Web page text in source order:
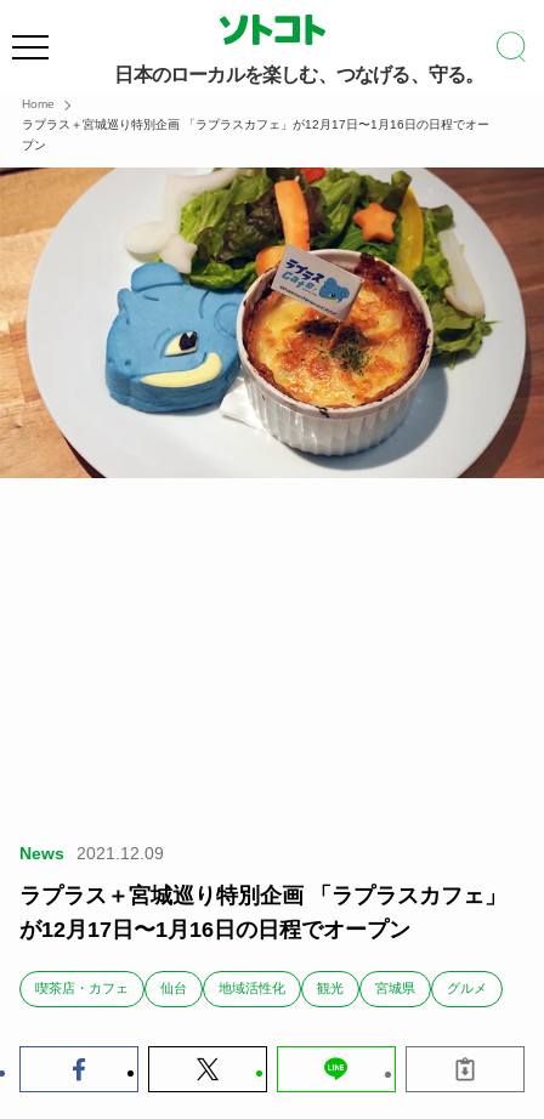
日本のローカルを楽しむ、つなげる、守る。
Home
ラプラス＋宮城巡り特別企画 「ラプラスカフェ」が12月17日〜1月16日の日程でオー
プン
News 2021.12.09
ラプラス＋宮城巡り特別企画 「ラプラスカフェ」
が12月17日〜1月16日の日程でオープン
喫茶店・カフェ 仙台 地域活性化 観光 宮城県 グルメ